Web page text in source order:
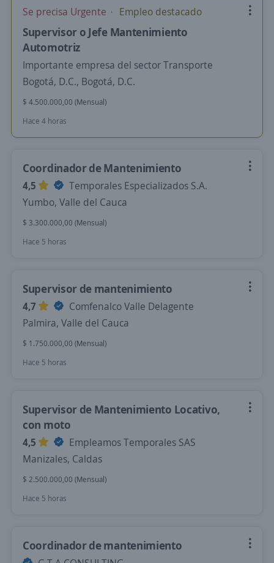
Se precisa Urgente Empleo destacado
Supervisor o Jefe Mantenimiento
Automotriz
Importante empresa del sector Transporte
Bogotá, D.C., Bogotá, D.C.
$ 4.500.000,00 (Mensual)
Hace 4 horas
Coordinador de Mantenimiento
4,5
Temporales Especializados S.A.
Yumbo, Valle del Cauca
$ 3.300.000,00 (Mensual)
Hace 5 horas
Supervisor de mantenimiento
4,7
Comfenalco Valle Delagente
Palmira, Valle del Cauca
$ 1.750.000,00 (Mensual)
Hace 5 horas
Supervisor de Mantenimiento Locativo,
con moto
4,5
Empleamos Temporales SAS
Manizales, Caldas
$ 2.500.000,00 (Mensual)
Hace 5 horas
Coordinador de mantenimiento